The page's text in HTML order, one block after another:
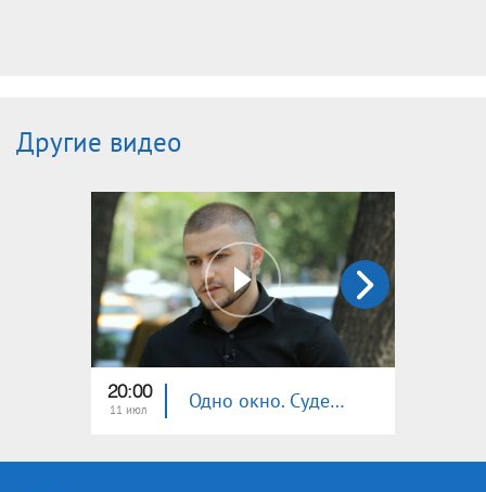
Другие видео
20:00
11 июл Одно окно. Судебная власть